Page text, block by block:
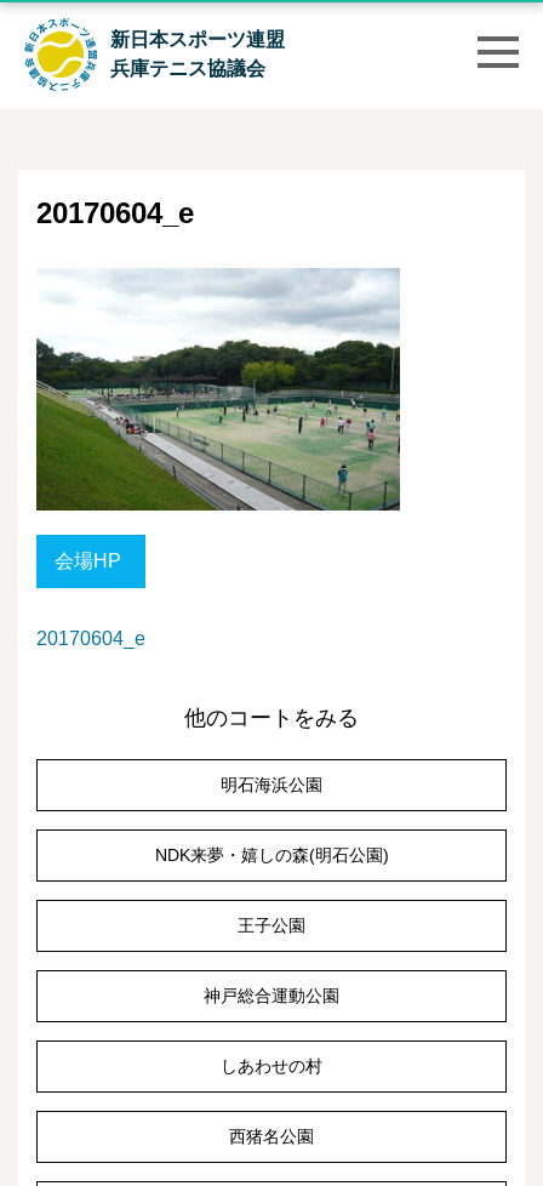
新日本スポーツ連盟
兵庫テニス協議会
20170604_e
会場HP
20170604_e
他のコートをみる
明石海浜公園
NDK来夢・嬉しの森(明石公園)
王子公園
神戸総合運動公園
しあわせの村
西猪名公園